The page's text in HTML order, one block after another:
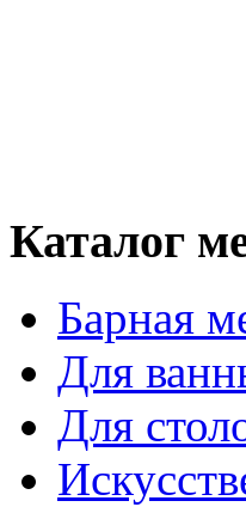
Каталог
Барная
Для
Для